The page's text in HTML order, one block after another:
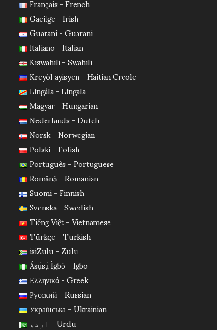
Gaeilge - Irish
Guarani - Guarani
Italiano - Italian
Kiswahili - Swahili
Kreyòl ayisyen - Haitian Creole
Lingála - Lingala
Magyar - Hungarian
Nederlands - Dutch
Norsk - Norwegian
Polski - Polish
Português - Portuguese
Română - Romanian
Suomi - Finnish
Svenska - Swedish
Tiếng Việt - Vietnamese
Türkçe - Turkish
isiZulu - Zulu
Ásụ̀sụ̀ Ìgbò - Igbo
Ελληνικά - Greek
Русский - Russian
Українська - Ukrainian
اردو - Urdu